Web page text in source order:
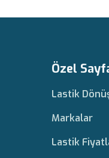
Özel
Lastik
Markalar
Lastik